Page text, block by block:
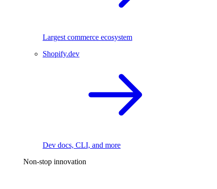
Largest commerce ecosystem
Shopify.dev
Dev docs, CLI, and more
Non-stop innovation